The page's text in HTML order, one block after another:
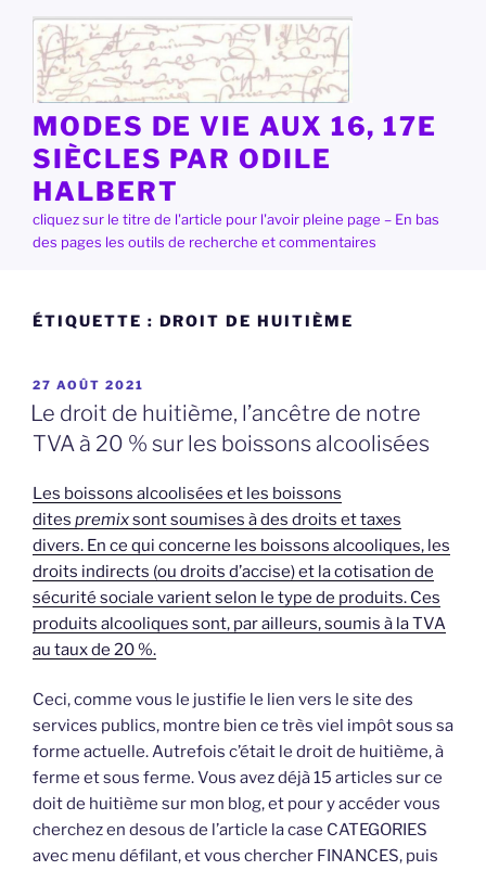
contenu
principal
MODES DE VIE AUX 16, 17E
SIÈCLES PAR ODILE
HALBERT
cliquez sur le titre de l'article pour l'avoir pleine page – En bas
des pages les outils de recherche et commentaires
ÉTIQUETTE : DROIT DE HUITIÈME
PUBLIÉ
LE
27 AOÛT 2021
Le droit de huitième, l’ancêtre de notre
TVA à 20 % sur les boissons alcoolisées
Les boissons alcoolisées et les boissons
dites premixsont soumises à des droits et taxes
divers. En ce qui concerne les boissons alcooliques, les
droits indirects (ou droits d’accise) et la cotisation de
sécurité sociale varient selon le type de produits. Ces
produits alcooliques sont, par ailleurs, soumis à la TVA
au taux de 20 %.
Ceci, comme vous le justifie le lien vers le site des
services publics, montre bien ce très viel impôt sous sa
forme actuelle. Autrefois c’était le droit de huitième, à
ferme et sous ferme. Vous avez déjà 15 articles sur ce
doit de huitième sur mon blog, et pour y accéder vous
cherchez en desous de l’article la case CATEGORIES
avec menu défilant, et vous chercher FINANCES, puis